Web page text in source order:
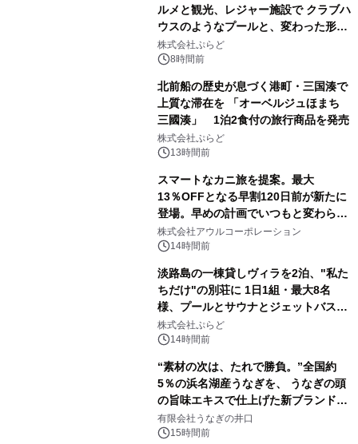
ルメと観光、レジャー施設で クラブハ
ウスのようなプールと、変わった形の
サウナも 「THE BOXY AWAJI」のお
得な素泊まり連泊プランで
株式会社ぷらど
8時間前
北前船の歴史が息づく港町・三国湊で
上質な滞在を 「オーベルジュほまち
三國湊」 1泊2食付の旅行商品を発売
株式会社ぷらど
13時間前
スマートなカニ旅を提案。最大
13％OFFとなる早割120日前が新たに
登場。早めの計画でいつもと変わらぬ
大人の冬旅を。ー夕日ヶ浦温泉「佳松
苑 別邸ふうか」ー
株式会社アウルコーポレーション
14時間前
淡路島の一棟貸しヴィラを2泊、"私た
ちだけ"の別荘に 1日1組・最大8名
様、プールとサウナとジェットバス付
きで Villa Mon Temps AWAJIの連泊
素泊りプラン
株式会社ぷらど
14時間前
“素材の次は、たれで勝負。”全国約
5％の浜名湖産うなぎを、 うなぎの頭
の旨味エキスで仕上げた新ブランド
「井口の誉」誕生
有限会社うなぎの井口
15時間前